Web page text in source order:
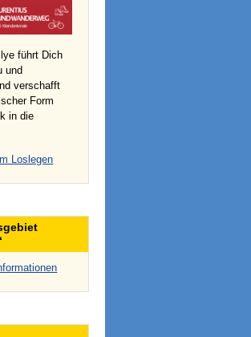
führt Dich
und
verschafft
Form
in die
Loslegen